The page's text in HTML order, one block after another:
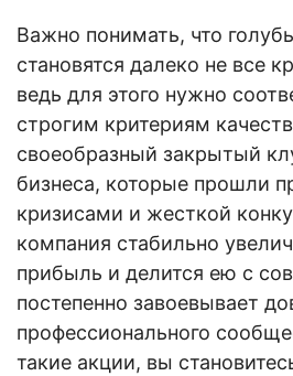
Важно понимать, что
становятся далеко не все
ведь для этого нужно
строгим критериям
своеобразный закрытый
бизнеса, которые прошли
кризисами и жесткой
компания стабильно
прибыль и делится ею с
постепенно завоевывает
профессионального
такие акции, вы